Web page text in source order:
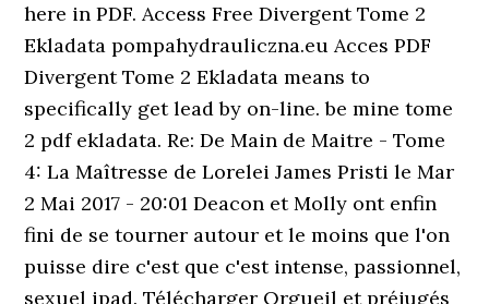
here in PDF. Access Free Divergent Tome 2
Ekladata pompahydrauliczna.eu Acces PDF
Divergent Tome 2 Ekladata means to
specifically get lead by on-line. be mine tome
2 pdf ekladata. Re: De Main de Maitre - Tome
4: La Maîtresse de Lorelei James Pristi le Mar
2 Mai 2017 - 20:01 Deacon et Molly ont enfin
fini de se tourner autour et le moins que l'on
puisse dire c'est que c'est intense, passionnel,
sexuel ipad. Télécharger Orgueil et préjugés